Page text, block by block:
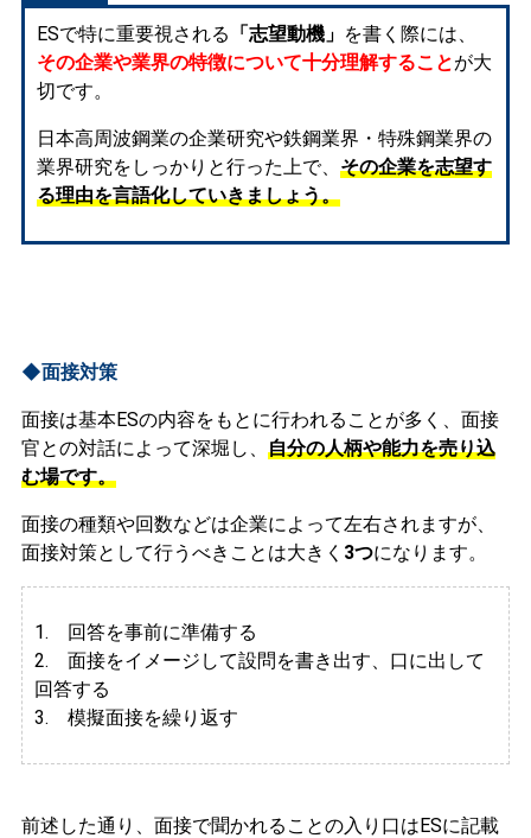
ESで特に重要視される 「志望動機」 を書く際には、
その企業や業界の特徴について十分理解することが大
切です。
日本高周波鋼業の企業研究や鉄鋼業界・特殊鋼業界の
業界研究をしっかりと行った上で、 その企業を志望す
る理由を言語化していきましょう。
◆面接対策
面接は基本ESの内容をもとに行われることが多く、面接
官との対話によって深堀し、 自分の人柄や能力を売り込
む場です。
面接の種類や回数などは企業によって左右されますが、
面接対策として行うべきことは大きく 3つになります。
1. 回答を事前に準備する
2. 面接をイメージして設問を書き出す、口に出して
回答する
3. 模擬面接を繰り返す
前述した通り、面接で聞かれることの入り口はESに記載